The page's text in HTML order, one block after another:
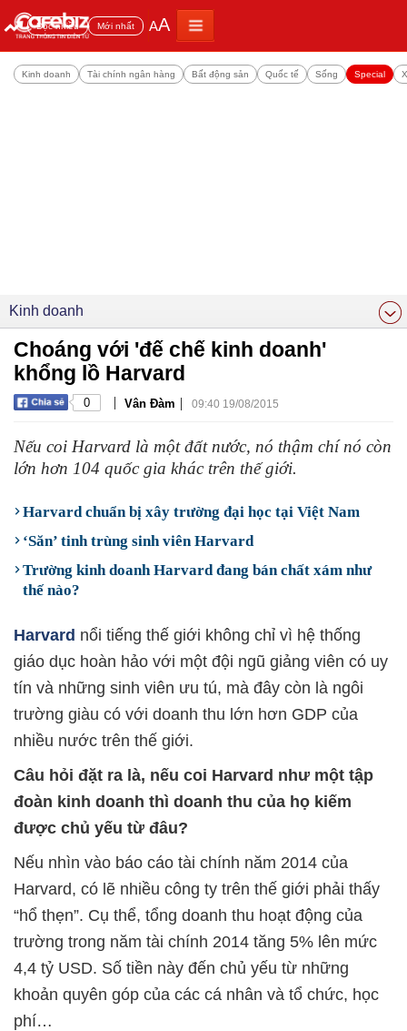
Đọc nhiều Mới nhất AA
Kinh doanh Tài chính ngân hàng Bất động sản Quốc tế Sống Special
Kinh doanh
Choáng với 'đế chế kinh doanh'
khổng lồ Harvard
0 | Vân Đàm | 09:40 19/08/2015
Nếu coi Harvard là một đất nước, nó thậm chí nó còn
lớn hơn 104 quốc gia khác trên thế giới.
Harvard chuẩn bị xây trường đại học tại Việt Nam
‘Săn’ tinh trùng sinh viên Harvard
Trường kinh doanh Harvard đang bán chất xám như
thế nào?
Harvard nổi tiếng thế giới không chỉ vì hệ thống
giáo dục hoàn hảo với một đội ngũ giảng viên có uy
tín và những sinh viên ưu tú, mà đây còn là ngôi
trường giàu có với doanh thu lớn hơn GDP của
nhiều nước trên thế giới.
Câu hỏi đặt ra là, nếu coi Harvard như một tập
đoàn kinh doanh thì doanh thu của họ kiếm
được chủ yếu từ đâu?
Nếu nhìn vào báo cáo tài chính năm 2014 của
Harvard, có lẽ nhiều công ty trên thế giới phải thấy
“hổ thẹn”. Cụ thể, tổng doanh thu hoạt động của
trường trong năm tài chính 2014 tăng 5% lên mức
4,4 tỷ USD. Số tiền này đến chủ yếu từ những
khoản quyên góp của các cá nhân và tổ chức, học
phí…